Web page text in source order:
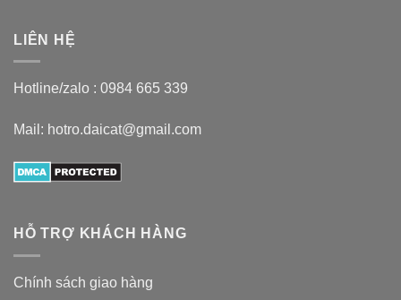
LIÊN HỆ
Hotline/zalo : 0984 665 339
Mail: hotro.daicat@gmail.com
HỖ TRỢ KHÁCH HÀNG
Chính sách giao hàng